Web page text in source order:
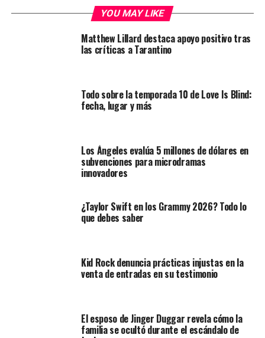
YOU MAY LIKE
Matthew Lillard destaca apoyo positivo tras
las críticas a Tarantino
Todo sobre la temporada 10 de Love Is Blind:
fecha, lugar y más
Los Ángeles evalúa 5 millones de dólares en
subvenciones para microdramas
innovadores
¿Taylor Swift en los Grammy 2026? Todo lo
que debes saber
Kid Rock denuncia prácticas injustas en la
venta de entradas en su testimonio
El esposo de Jinger Duggar revela cómo la
familia se ocultó durante el escándalo de